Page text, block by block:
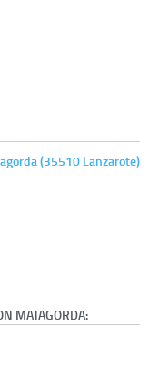
(35510 Lanzarote)
MATAGORDA: